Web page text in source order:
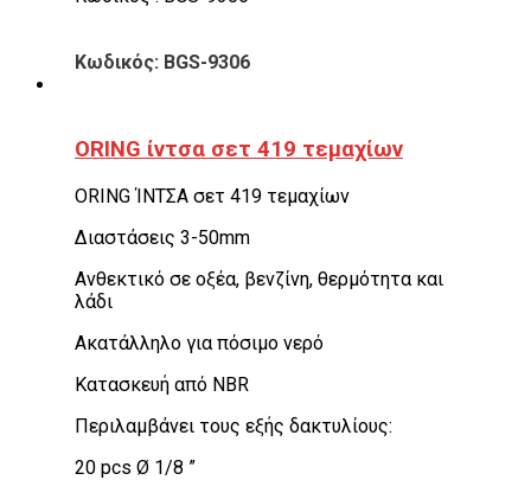
Κωδικός: BGS-9306
ORING ίντσα σετ 419 τεμαχίων
ORING ΊΝΤΣΑ σετ 419 τεμαχίων
Διαστάσεις 3-50mm
Ανθεκτικό σε οξέα, βενζίνη, θερμότητα και
λάδι
Ακατάλληλο για πόσιμο νερό
Κατασκευή από NBR
Περιλαμβάνει τους εξής δακτυλίους:
20 pcs Ø 1/8 ”